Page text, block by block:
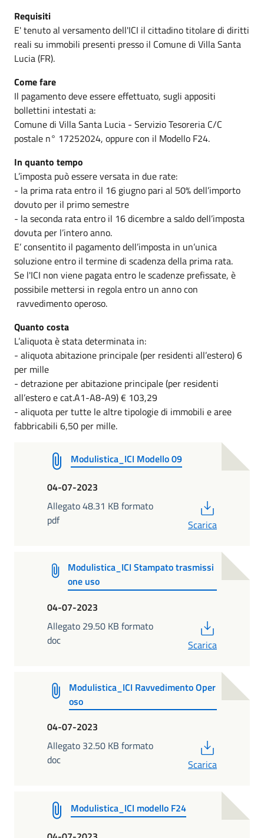
Requisiti
E' tenuto al versamento dell'ICI il cittadino titolare di diritti
reali su immobili presenti presso il Comune di Villa Santa
Lucia (FR).
Come fare
Il pagamento deve essere effettuato, sugli appositi
bollettini intestati a:
Comune di Villa Santa Lucia - Servizio Tesoreria C/C
postale n° 17252024, oppure con il Modello F24.
In quanto tempo
L’imposta può essere versata in due rate:
- la prima rata entro il 16 giugno pari al 50% dell’importo
dovuto per il primo semestre
- la seconda rata entro il 16 dicembre a saldo dell’imposta
dovuta per l’intero anno.
E’ consentito il pagamento dell’imposta in un’unica
soluzione entro il termine di scadenza della prima rata.
Se l'ICI non viene pagata entro le scadenze prefissate, è
possibile mettersi in regola entro un anno con
ravvedimento operoso.
Quanto costa
L’aliquota è stata determinata in:
- aliquota abitazione principale (per residenti all’estero) 6
per mille
- detrazione per abitazione principale (per residenti
all’estero e cat.A1-A8-A9) € 103,29
- aliquota per tutte le altre tipologie di immobili e aree
fabbricabili 6,50 per mille.
Modulistica_ICI Modello 09
04-07-2023
Allegato 48.31 KB formato
pdf
Scarica
Modulistica_ICI Stampato trasmissi
one uso
04-07-2023
Allegato 29.50 KB formato
doc
Scarica
Modulistica_ICI Ravvedimento Oper
oso
04-07-2023
Allegato 32.50 KB formato
doc
Scarica
Modulistica_ICI modello F24